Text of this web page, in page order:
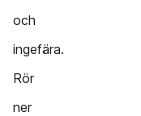
och
ingefära.
Rör
ner